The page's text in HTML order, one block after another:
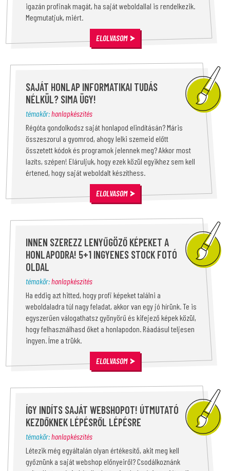
igazán profinak magát, ha saját weboldallal is rendelkezik.
Megmutatjuk, miért.
ELOLVASOM
SAJÁT HONLAP INFORMATIKAI TUDÁS
NÉLKÜL? SIMA ÜGY!
témakör:honlapkészítés
Régóta gondolkodsz saját honlapod elindításán? Máris
összeszorul a gyomrod, ahogy lelki szemeid előtt
összetett kódok és programok jelennek meg? Akkor most
lazíts, szépen! Eláruljuk, hogy ezek közül egyikhez sem kell
értened, hogy saját weboldalt készíthess.
ELOLVASOM
INNEN SZEREZZ LENYŰGÖZŐ KÉPEKET A
HONLAPODRA! 5+1 INGYENES STOCK FOTÓ
OLDAL
témakör:honlapkészítés
Ha eddig azt hitted, hogy profi képeket találni a
weboldaladra túl nagy feladat, akkor van egy jó hírünk. Te is
egyszerűen válogathatsz gyönyörű és kifejező képek közül,
hogy felhasználhasd őket a honlapodon. Ráadásul teljesen
ingyen. Íme a trükk.
ELOLVASOM
ÍGY INDÍTS SAJÁT WEBSHOPOT! ÚTMUTATÓ
KEZDŐKNEK LÉPÉSRŐL LÉPÉSRE
témakör:honlapkészítés
Létezik még egyáltalán olyan értékesítő, akit meg kell
győznünk a saját webshop előnyeiről? Csodálkoznánk